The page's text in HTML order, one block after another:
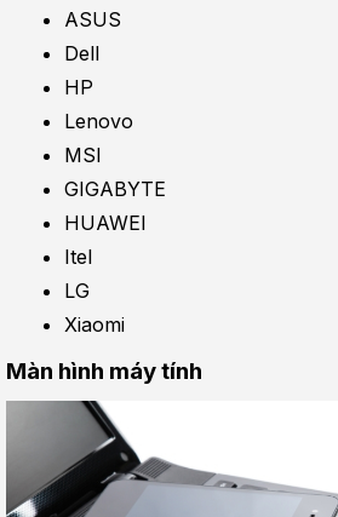
ASUS
Dell
HP
Lenovo
MSI
GIGABYTE
HUAWEI
Itel
LG
Xiaomi
Màn hình máy tính